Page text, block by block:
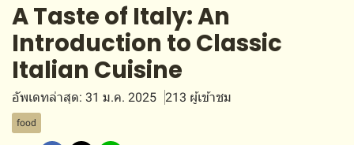
A Taste of Italy: An
Introduction to Classic
Italian Cuisine
อัพเดทล่าสุด: 31 ม.ค. 2025 213 ผู้เข้าชม
food